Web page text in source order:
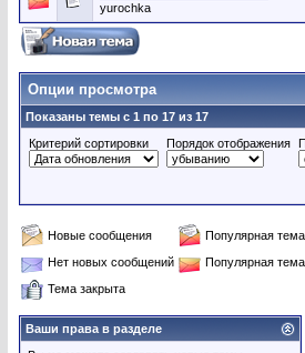
yurochka
Опции просмотра
Показаны темы с 1 по 17 из 17
Критерий сортировки
Порядок отображения
Новые сообщения
Популярная
Нет новых сообщений
Популярная
Тема закрыта
Ваши права в разделе